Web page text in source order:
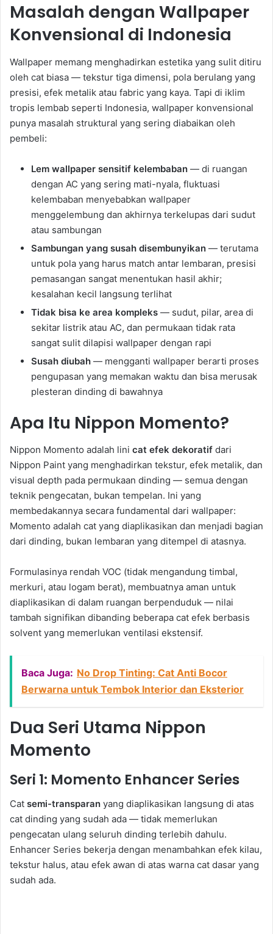
Masalah dengan Wallpaper
Konvensional di Indonesia
Wallpaper memang menghadirkan estetika yang sulit ditiru
oleh cat biasa — tekstur tiga dimensi, pola berulang yang
presisi, efek metalik atau fabric yang kaya. Tapi di iklim
tropis lembab seperti Indonesia, wallpaper konvensional
punya masalah struktural yang sering diabaikan oleh
pembeli:
Lem wallpaper sensitif kelembaban — di ruangan
dengan AC yang sering mati-nyala, fluktuasi
kelembaban menyebabkan wallpaper
menggelembung dan akhirnya terkelupas dari sudut
atau sambungan
Sambungan yang susah disembunyikan — terutama
untuk pola yang harus match antar lembaran, presisi
pemasangan sangat menentukan hasil akhir;
kesalahan kecil langsung terlihat
Tidak bisa ke area kompleks — sudut, pilar, area di
sekitar listrik atau AC, dan permukaan tidak rata
sangat sulit dilapisi wallpaper dengan rapi
Susah diubah — mengganti wallpaper berarti proses
pengupasan yang memakan waktu dan bisa merusak
plesteran dinding di bawahnya
Apa Itu Nippon Momento?
Nippon Momento adalah lini cat efek dekoratif dari
Nippon Paint yang menghadirkan tekstur, efek metalik, dan
visual depth pada permukaan dinding — semua dengan
teknik pengecatan, bukan tempelan. Ini yang
membedakannya secara fundamental dari wallpaper:
Momento adalah cat yang diaplikasikan dan menjadi bagian
dari dinding, bukan lembaran yang ditempel di atasnya.
Formulasinya rendah VOC (tidak mengandung timbal,
merkuri, atau logam berat), membuatnya aman untuk
diaplikasikan di dalam ruangan berpenduduk — nilai
tambah signifikan dibanding beberapa cat efek berbasis
solvent yang memerlukan ventilasi ekstensif.
Baca Juga: No Drop Tinting: Cat Anti Bocor
Berwarna untuk Tembok Interior dan Eksterior
Dua Seri Utama Nippon
Momento
Seri 1: Momento Enhancer Series
Cat semi-transparan yang diaplikasikan langsung di atas
cat dinding yang sudah ada — tidak memerlukan
pengecatan ulang seluruh dinding terlebih dahulu.
Enhancer Series bekerja dengan menambahkan efek kilau,
tekstur halus, atau efek awan di atas warna cat dasar yang
sudah ada.